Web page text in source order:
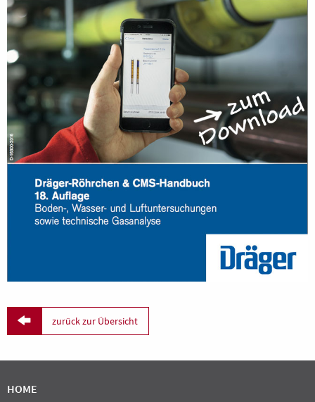
 zurück zur Übersicht
HOME